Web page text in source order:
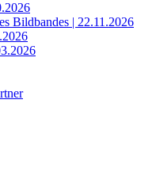
Bildbandes | 22.11.2026